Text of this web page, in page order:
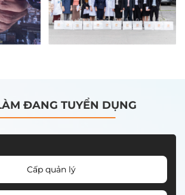
ĐANG TUYỂN DỤNG
Cấp quản lý